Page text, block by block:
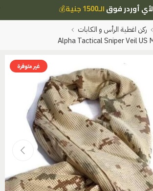
لأي أوردر فوقالـ1500 جنية 💰
ركن اغطية الرأس و الكابات
غير متوفرة